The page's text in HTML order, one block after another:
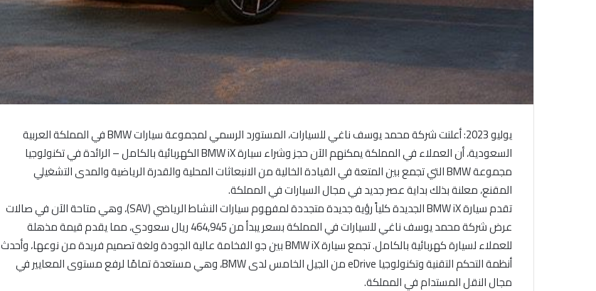
يوليو 2023: أعلنت شركة محمد يوسف ناغي للسيارات، المستورد الرسمي لمجموعة سيارات BMW في المملكة العربية
السعودية، أن العملاء في المملكة يمكنهم الآن حجز وشراء سيارة BMW iX الكهربائية بالكامل – الرائدة في تكنولوجيا
مجموعة BMW التي تجمع بين المتعة في القيادة الخالية من الانبعاثات المحلية والقدرة الرياضية والمدى التشغيلي
المقنع، معلنة بذلك بداية عصر جديد في مجال السيارات في المملكة.
تقدم سيارة BMW iX الجديدة كلياً رؤية جديدة متجددة لمفهوم سيارات النشاط الرياضي (SAV)، وهي متاحة الآن في صالات
عرض شركة محمد يوسف ناغي للسيارات في المملكة بسعر يبدأ من 464,945 ريال سعودي، مما يقدم قيمة مذهلة
للعملاء لسيارة كهربائية بالكامل. تجمع سيارة BMW iX بين جو الفخامة عالية الجودة ولغة تصميم فريدة من نوعها، وأحدث
أنظمة التحكم التقنية وتكنولوجيا eDrive من الجيل الخامس لدى BMW، وهي مستعدة تمامًا لرفع مستوى المعايير في
مجال النقل المستدام في المملكة.